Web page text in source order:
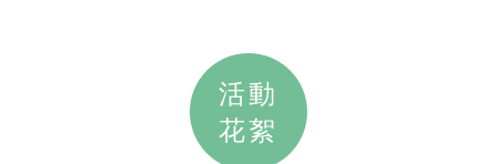
活動
花絮